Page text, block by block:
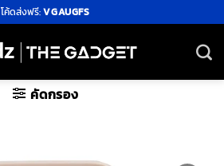
โค้ดส่งฟรี:VGAUGFS
คัดกรอง